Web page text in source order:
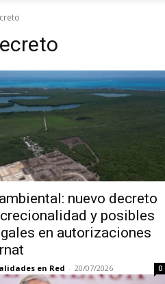
nuevo decreto
y posibles
en autorizaciones
en Red - 20/07/2026 0